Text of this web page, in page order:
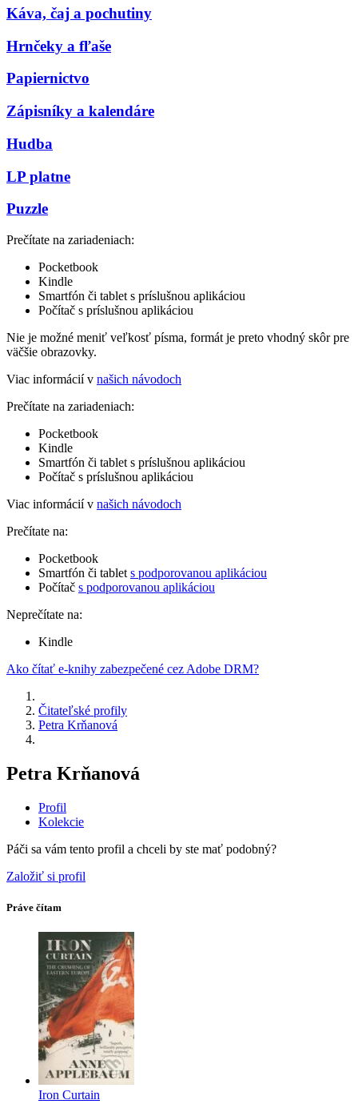
Káva, čaj a pochutiny
Hrnčeky a fľaše
Papiernictvo
Zápisníky a kalendáre
Hudba
LP platne
Puzzle
Prečítate na zariadeniach:
Pocketbook
Kindle
Smartfón či tablet s príslušnou aplikáciou
Počítač s príslušnou aplikáciou
Nie je možné meniť veľkosť písma, formát je preto vhodný skôr pre
väčšie obrazovky.
Viac informácií v našich návodoch
Prečítate na zariadeniach:
Pocketbook
Kindle
Smartfón či tablet s príslušnou aplikáciou
Počítač s príslušnou aplikáciou
Viac informácií v našich návodoch
Prečítate na:
Pocketbook
Smartfón či tablet s podporovanou aplikáciou
Počítač s podporovanou aplikáciou
Neprečítate na:
Kindle
Ako čítať e-knihy zabezpečené cez Adobe DRM?
Čitateľské profily
Petra Krňanová
Petra Krňanová
Profil
Kolekcie
Páči sa vám tento profil a chceli by ste mať podobný?
Založiť si profil
Práve čítam
Iron Curtain